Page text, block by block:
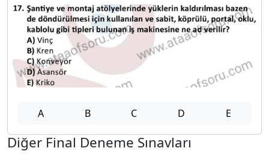
A B C D E
Diğer Final Deneme Sınavları